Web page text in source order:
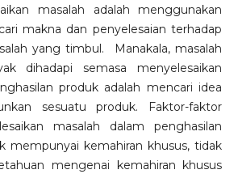
masalah adalah menggunakan
makna dan penyelesaian terhadap
yang timbul. Manakala, masalah
dihadapi semasa menyelesaikan
produk adalah mencari idea
sesuatu produk. Faktor-faktor
masalah dalam penghasilan
mempunyai kemahiran khusus, tidak
mengenai kemahiran khusus